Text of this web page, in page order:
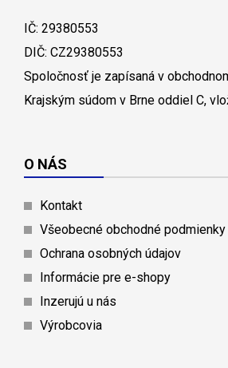
IČ: 29380553
DIČ: CZ29380553
Spoločnosť je zapísaná v
Krajským súdom v Brne oddiel C,
O NÁS
Kontakt
Všeobecné obchodné podmienky
Ochrana osobných údajov
Informácie pre e-shopy
Inzerujú u nás
Výrobcovia